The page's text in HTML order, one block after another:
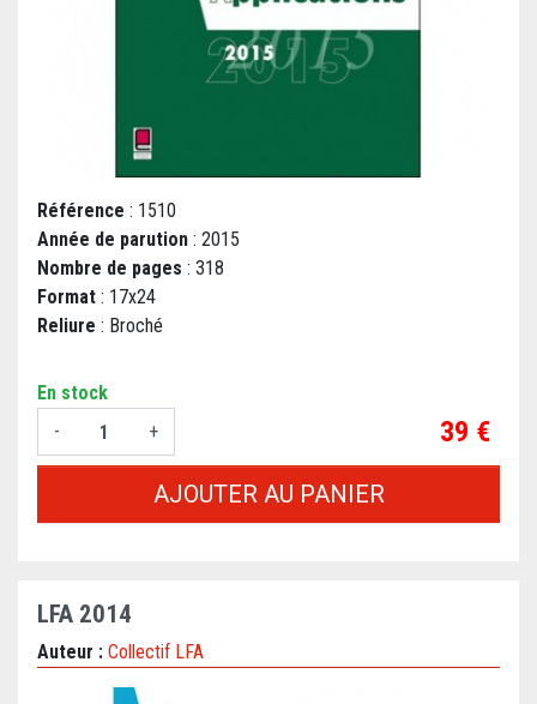
Référence : 1510
Année de parution : 2015
Nombre de pages : 318
Format : 17x24
Reliure : Broché
En stock
-
+ Prix
39 €
AJOUTER AU PANIER
LFA 2014
Auteur : Collectif LFA